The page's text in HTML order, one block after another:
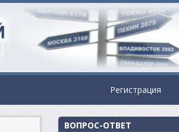
Регистрация
ВОПРОС-ОТВЕТ